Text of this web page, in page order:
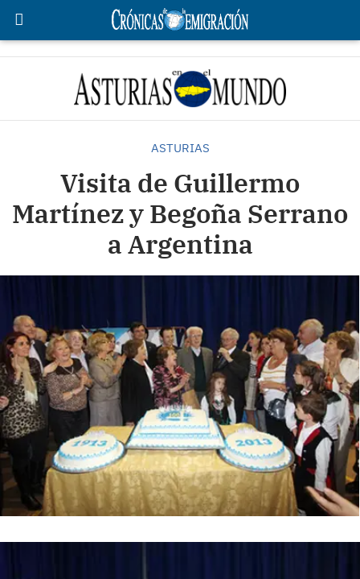
ASTURIAS
Visita de Guillermo
Martínez y Begoña Serrano
a Argentina